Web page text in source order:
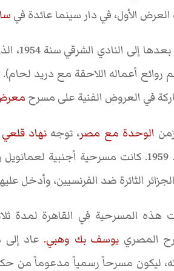
الأول، في دار سينما عائدة في
النادي الشرقي سنة 1954، الذي شارك نهاد في تأسيسه مع المخرج الشاب
أعماله اللاحقة مع دريد
في العروض الفنية على مسرح
الوحدة مع مصر، توجهنهاد قلعي
الثائرة ضد الفرنسيين، وأدخل
المسرحية في القاهرة لمدة
المصري يوسف بك وهبي. عاد
ليكون مسرحاً رسمياً مدعوماً من